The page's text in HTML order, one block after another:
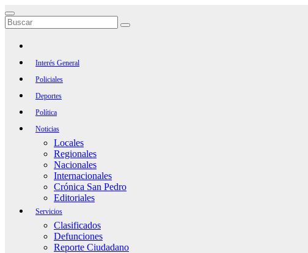
Saltar
al
contenido
Interés General
Policiales
Deportes
Política
Noticias
Locales
Regionales
Nacionales
Internacionales
Crónica San Pedro
Editoriales
Servicios
Clasificados
Defunciones
Reporte Ciudadano